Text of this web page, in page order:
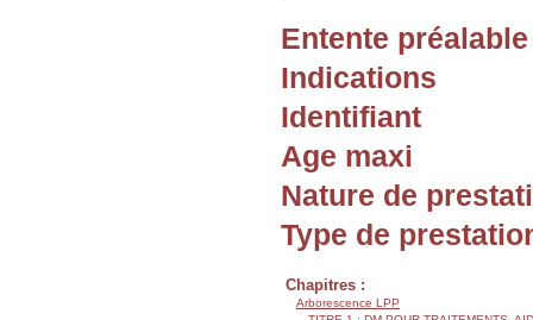
Entente préalable
Indications
Identifiant
Age maxi
Nature de
Type de
Chapitres :
Arborescence LPP